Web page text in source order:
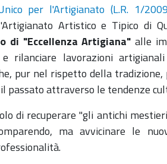
per l'Artigianato (L.R. 1/
Artistico e Tipico di
di "Eccellenza Artigiana" alle
e rilanciare lavorazioni
pur nel rispetto della tradizione,
passato attraverso le tendenze
di recuperare "gli antichi
ma avvicinare le